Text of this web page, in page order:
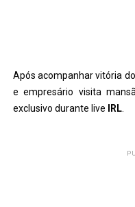
Após acompanhar vitória do
e empresário visita
exclusivo durante live
IRL.